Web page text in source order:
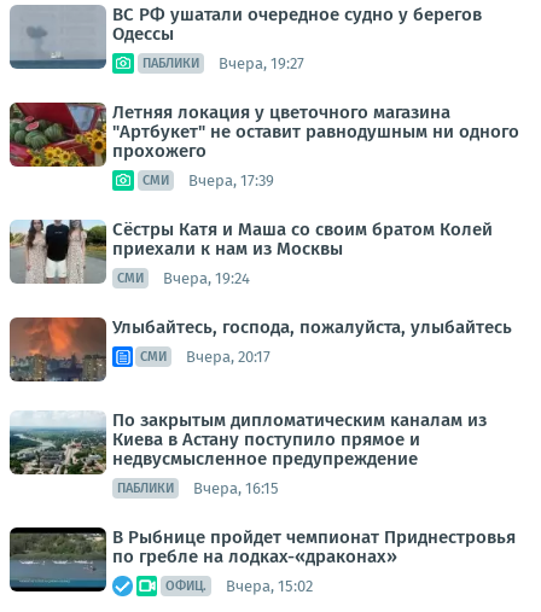
ВС РФ ушатали очередное судно у берегов
Одессы
ПАБЛИКИ Вчера, 19:27
Летняя локация у цветочного магазина
"Артбукет" не оставит равнодушным ни одного
прохожего
СМИ Вчера, 17:39
Сёстры Катя и Маша со своим братом Колей
приехали к нам из Москвы
СМИ Вчера, 19:24
Улыбайтесь, господа, пожалуйста, улыбайтесь
СМИ Вчера, 20:17
По закрытым дипломатическим каналам из
Киева в Астану поступило прямое и
недвусмысленное предупреждение
ПАБЛИКИ Вчера, 16:15
В Рыбнице пройдет чемпионат Приднестровья
по гребле на лодках-«драконах»
ОФИЦ. Вчера, 15:02